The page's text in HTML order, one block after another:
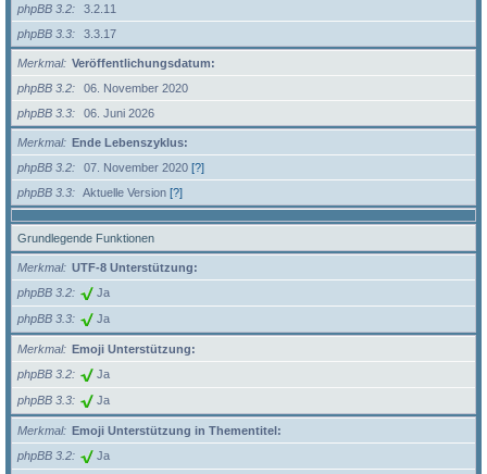
phpBB 3.2
3.2.11
phpBB 3.3
3.3.17
Merkmal
Veröffentlichungsdatum:
phpBB 3.2
06. November 2020
phpBB 3.3
06. Juni 2026
Merkmal
Ende Lebenszyklus:
phpBB 3.2
07. November 2020 [?]
phpBB 3.3
Aktuelle Version [?]
Grundlegende Funktionen
Merkmal
UTF-8 Unterstützung:
phpBB 3.2
Ja
phpBB 3.3 Ja
Merkmal
Emoji Unterstützung:
phpBB 3.2
Ja
phpBB 3.3 Ja
Merkmal
Emoji Unterstützung in Thementitel:
phpBB 3.2
Ja